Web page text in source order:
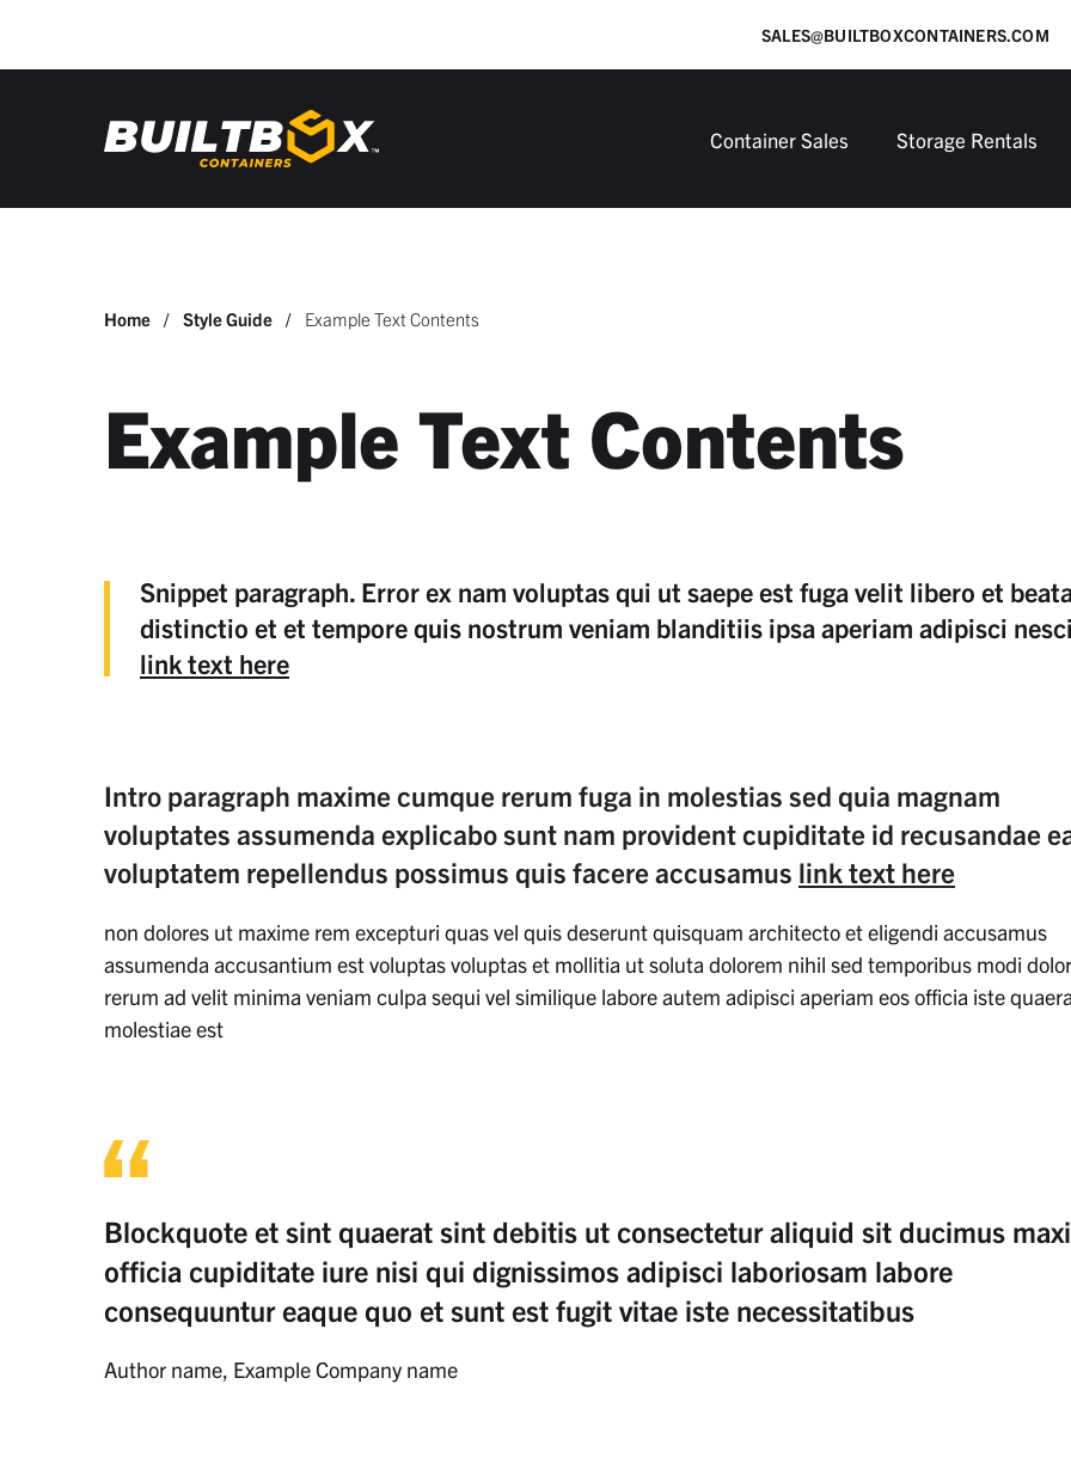
SALES@BUILTBOXCONTAINERS.COM
Container Sales Storage Rentals
Home Style Guide Example Text Contents
Example Text Contents
Snippet paragraph. Error ex nam voluptas qui ut saepe est fuga velit libero et
distinctio et et tempore quis nostrum veniam blanditiis ipsa aperiam adipisci
link text here
Intro paragraph maxime cumque rerum fuga in molestias sed quia magnam
voluptates assumenda explicabo sunt nam provident cupiditate id recusandae
voluptatem repellendus possimus quis facere accusamus link text here
non dolores ut maxime rem excepturi quas vel quis deserunt quisquam architecto et eligendi accusamus
assumenda accusantium est voluptas voluptas et mollitia ut soluta dolorem nihil sed temporibus modi dolor
rerum ad velit minima veniam culpa sequi vel similique labore autem adipisci aperiam eos officia iste
molestiae est
Blockquote et sint quaerat sint debitis ut consectetur aliquid sit ducimus
officia cupiditate iure nisi qui dignissimos adipisci laboriosam labore
consequuntur eaque quo et sunt est fugit vitae iste necessitatibus
Author name, Example Company name